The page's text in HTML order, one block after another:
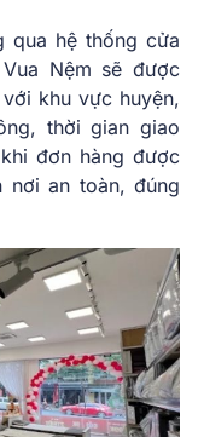
qua hệ thống cửa
Nệm sẽ được
khu vực huyện,
thời gian giao
đơn hàng được
nơi an toàn, đúng